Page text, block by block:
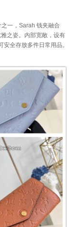
一，Sarah 钱夹融合
之姿。内部宽敞，设有
全存放多件日常用品。